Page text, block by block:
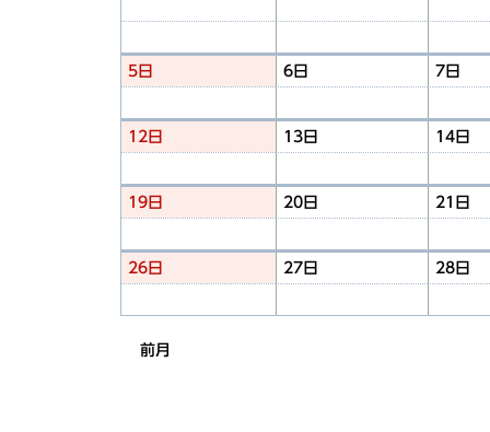
5日 6日 7日
12日 13日 14日
19日 20日 21日
26日 27日 28日
前月